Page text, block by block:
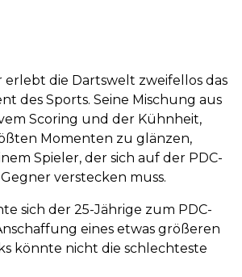
erlebt die Dartswelt zweifellos das
des Sports. Seine Mischung aus
Scoring und der Kühnheit,
Momenten zu glänzen,
Spieler, der sich auf der PDC-
verstecken muss.
sich der 25-Jährige zum PDC-
eines etwas größeren
könnte nicht die schlechteste